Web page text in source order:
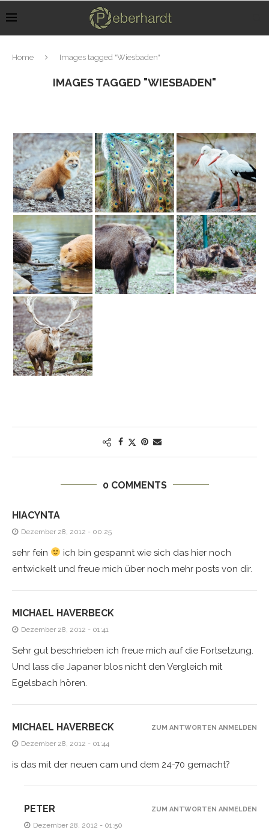
Home Images tagged "Wiesbaden"
IMAGES TAGGED "WIESBADEN"
0 COMMENTS
HIACYNTA
Dezember 28, 2012 - 00:25
sehr fein
ich bin gespannt wie sich das hier noch
entwickelt und freue mich über noch mehr posts von dir.
MICHAEL HAVERBECK
Dezember 28, 2012 - 01:41
Sehr gut beschrieben ich freue mich auf die Fortsetzung.
Und lass die Japaner blos nicht den Vergleich mit
Egelsbach hören.
MICHAEL HAVERBECK
Dezember 28, 2012 - 01:44
is das mit der neuen cam und dem 24-70 gemacht?
ZUM ANTWORTEN ANMELDEN
PETER
Dezember 28, 2012 - 01:50
ZUM ANTWORTEN ANMELDEN